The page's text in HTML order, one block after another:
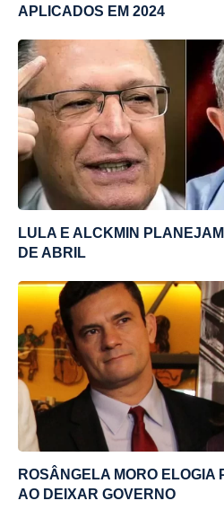
APLICADOS EM 2024
LULA E ALCKMIN
DE ABRIL
ROSÂNGELA MORO ELOGIA
AO DEIXAR GOVERNO